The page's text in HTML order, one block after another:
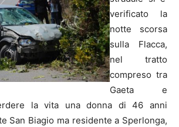
verificato la
notte scorsa
sulla Flacca,
nel tratto
compreso tra
Gaeta e
la vita una donna di 46 anni
San Biagio ma residente a Sperlonga,